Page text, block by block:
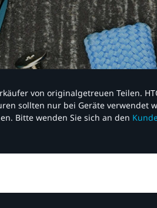
von originalgetreuen Teilen.
sollten nur bei Geräte verwendet
Bitte wenden Sie sich an den